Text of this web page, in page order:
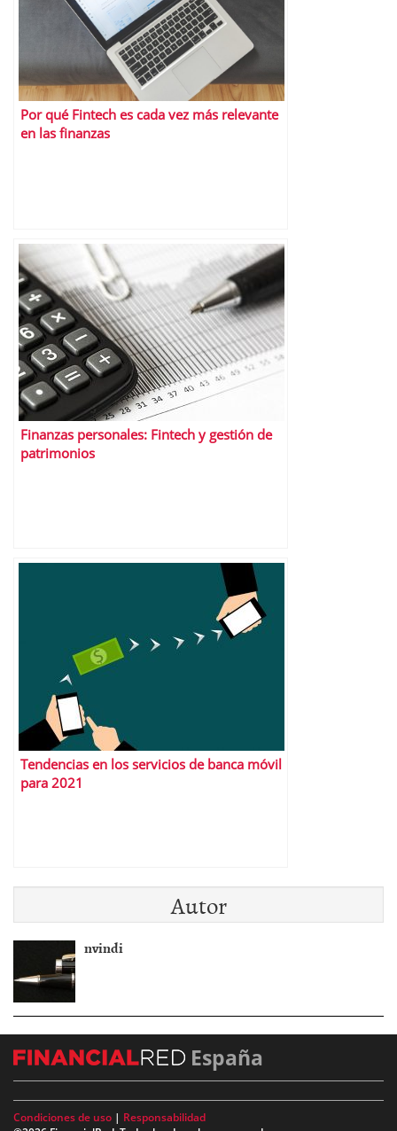
Por qué Fintech es cada vez más relevante
en las finanzas
Finanzas personales: Fintech y gestión de
patrimonios
Tendencias en los servicios de banca móvil
para 2021
Autor
nvindi
España
Condiciones de uso | Responsabilidad